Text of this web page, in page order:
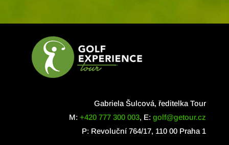
Gabriela Šulcová, ředitelka Tour
M:+420 777 300 003, E:golf@getour.cz
P: Revoluční 764/17, 110 00 Praha 1